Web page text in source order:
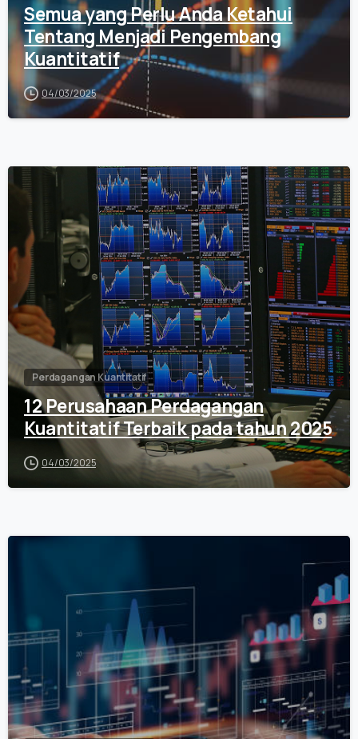
Semua yang Perlu Anda Ketahui
Tentang Menjadi Pengembang
Kuantitatif
04/03/2025
0
Perdagangan Kuantitatif
12 Perusahaan Perdagangan
Kuantitatif Terbaik pada tahun 2025
04/03/2025
0